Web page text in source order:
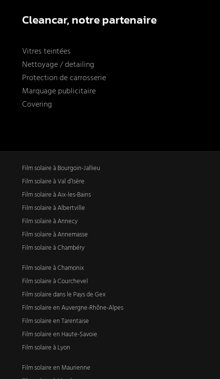
Cleancar, notre partenaire
Vitres teintées
Nettoyage / detailing
Protection de carrosserie
Marquage publicitaire
Covering
Film solaire à Bourgoin-Jallieu
Film solaire à Val d’Isère
Film solaire à Aix-les-Bains
Film solaire à Albertville
Film solaire à Annecy
Film solaire à Annemasse
Film solaire à Chambéry
Film solaire à Chamonix
Film solaire à Courchevel
Film solaire dans le Pays de Gex
Film solaire en Auvergne-Rhône-Alpes
Film solaire en Tarentaise
Film solaire en Haute-Savoie
Film solaire à Lyon
Film solaire en Maurienne